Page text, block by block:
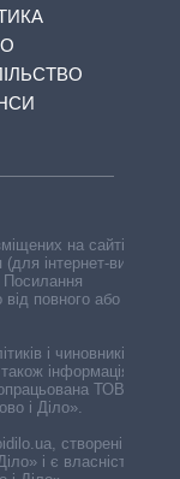
на сайті,
інтернет-видань
від повного або
і чиновників,
інформація про
ТОВ «ІА
і Діло».
створені ГО
і є власністю